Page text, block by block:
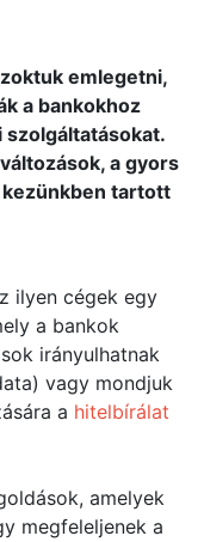
emlegetni,
a bankokhoz
szolgáltatásokat.
a gyors
tartott
ilyen cégek egy
a bankok
irányulhatnak
vagy mondjuk
a hitelbírálat
amelyek
megfeleljenek a